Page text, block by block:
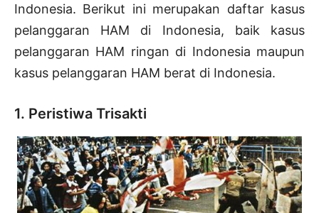
Indonesia. Berikut ini merupakan daftar kasus
pelanggaran HAM di Indonesia, baik kasus
pelanggaran HAM ringan di Indonesia maupun
kasus pelanggaran HAM berat di Indonesia.
1. Peristiwa Trisakti